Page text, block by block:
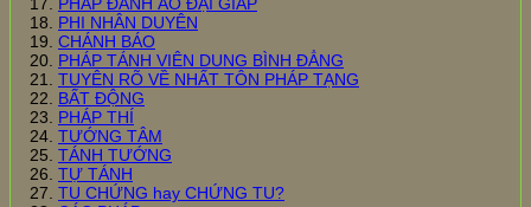
PHI NHÂN DUYÊN
CHÁNH BÁO
PHÁP TÁNH VIÊN DUNG BÌNH ĐẲNG
TUYÊN RÕ VỀ NHẤT TÔN PHÁP TẠNG
BẤT ĐỘNG
PHÁP THÍ
TƯỚNG TÂM
TÁNH TƯỚNG
TỰ TÁNH
TU CHỨNG hay CHỨNG TU?